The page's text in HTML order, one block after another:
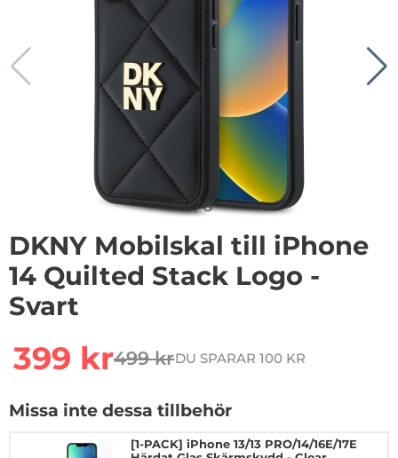
1/8
DKNY Mobilskal till iPhone
14 Quilted Stack Logo -
Svart
rea pris
399 krtidigare pris
499 krDU SPARAR 100 KR
Missa inte dessa tillbehör
[1-PACK] iPhone 13/13 PRO/14/16E/17E